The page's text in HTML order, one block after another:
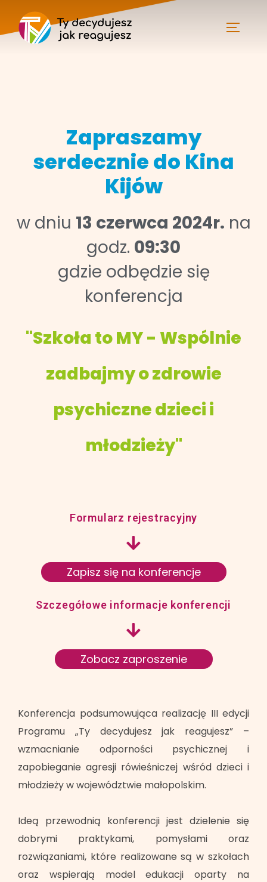
Zapraszamy
serdecznie do Kina
Kijów
w dniu 13 czerwca 2024r. na
godz. 09:30
gdzie odbędzie się
konferencja
"Szkoła to MY - Wspólnie
zadbajmy o zdrowie
psychiczne dzieci i
młodzieży"
Formularz rejestracyjny
Zapisz się na konferencje
Szczegółowe informacje konferencji
Zobacz zaproszenie
Konferencja podsumowująca realizację III edycji
Programu „Ty decydujesz jak reagujesz” –
wzmacnianie odporności psychicznej i
zapobieganie agresji rówieśniczej wśród dzieci i
młodzieży w województwie małopolskim.
Ideą przewodnią konferencji jest dzielenie się
dobrymi praktykami, pomysłami oraz
rozwiązaniami, które realizowane są w szkołach
oraz wspierają model edukacji oparty na